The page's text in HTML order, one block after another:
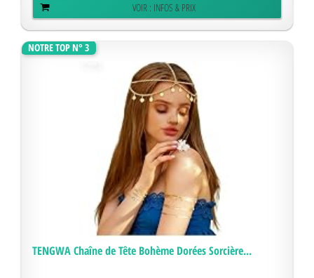
VOIR : INFOS & PRIX
NOTRE TOP N° 3
TENGWA Chaîne de Tête Bohème Dorées Sorcière...